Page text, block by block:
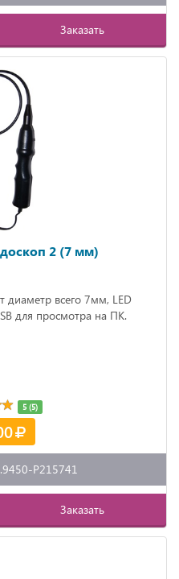
Заказать
2 (7 мм)
диаметр всего 7мм, LED
для просмотра на ПК.
5 (5)
P215741
Заказать